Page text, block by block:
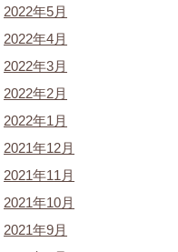
2022年5月
2022年4月
2022年3月
2022年2月
2022年1月
2021年12月
2021年11月
2021年10月
2021年9月